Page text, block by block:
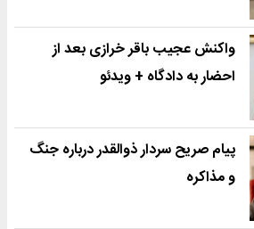
واکنش عجیب باقر خرازی بعد از
احضار به دادگاه + ویدئو
پیام صریح سردار ذوالقدر درباره جنگ
و مذاکره